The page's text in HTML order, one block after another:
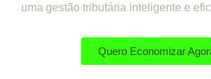
uma gestão tributária inteligente e
Quero Economizar